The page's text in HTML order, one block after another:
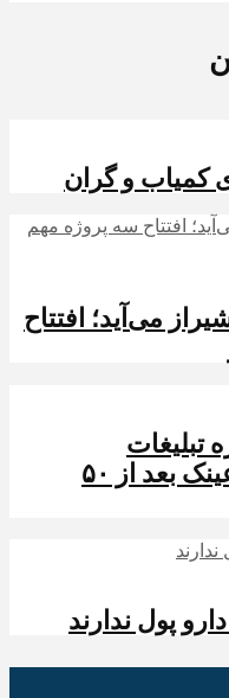
کمیاب و گران
می‌آید؛ افتتاح
اینستاگرامی خداحافظی با عینک بعد از ۵۰
پول ندارند